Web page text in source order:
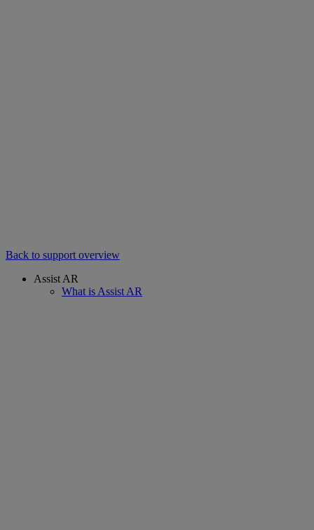
Back to support overview
Assist AR
What is Assist AR